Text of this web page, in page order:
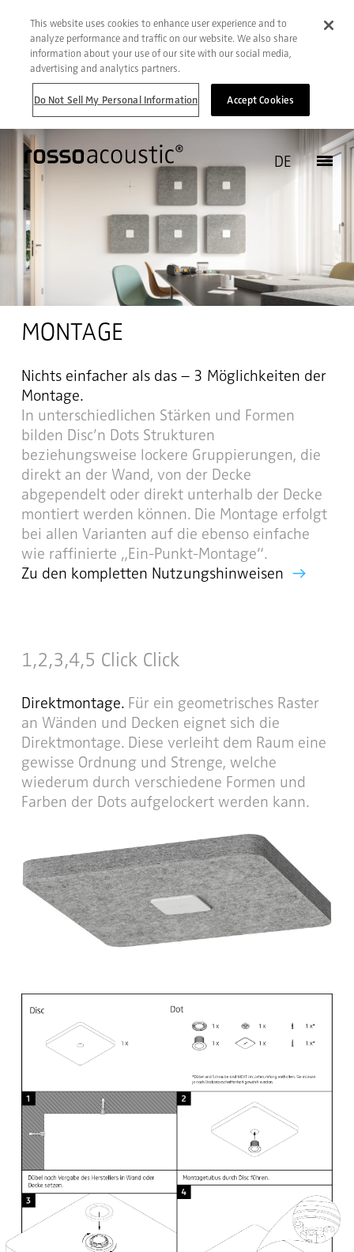
DE
MONTAGE
Nichts einfacher als das – 3 Möglichkeiten der
Montage.
In unterschiedlichen Stärken und Formen
bilden Disc’n Dots Strukturen
beziehungsweise lockere Gruppierungen, die
direkt an der Wand, von der Decke
abgependelt oder direkt unterhalb der Decke
montiert werden können. Die Montage erfolgt
bei allen Varianten auf die ebenso einfache
wie raffinierte „Ein-Punkt-Montage“.
Zu den kompletten Nutzungshinweisen
1,2,3,4,5 Click Click
Direktmontage.Für ein geometrisches Raster
an Wänden und Decken eignet sich die
Direktmontage. Diese verleiht dem Raum eine
gewisse Ordnung und Strenge, welche
wiederum durch verschiedene Formen und
Farben der Dots aufgelockert werden kann.
This website uses cookies to enhance user experience and to
analyze performance and traffic on our website. We also share
information about your use of our site with our social media,
advertising and analytics partners.
Do Not Sell My Personal Information Accept Cookies